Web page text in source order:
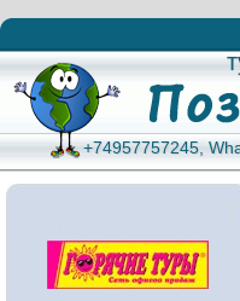
+74957757245,
+74957757245,